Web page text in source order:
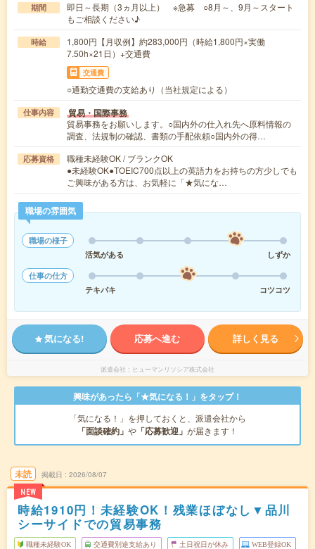
期間
即日～長期（3ヵ月以上） ※急募 ○8月～、9月～スタート
もご相談ください♪
時給
1,800円【月収例】約283,000円（時給1,800円×実働
7.50h×21日）+交通費
交通費
○通勤交通費の支給あり（当社規定による）
仕事内容 貿易・国際事務
貿易事務をお願いします。○国内外の仕入れ先へ原料情報の
調査、法規制の確認、書類の手配依頼○国内外の得…
応募資格
職種未経験OK / ブランクOK
●未経験OK●TOEIC700点以上の英語力をお持ちの方少しでも
ご興味がある方は、お気軽に「★気にな…
職場の雰囲気
職場の様子
活気がある
しずか
仕事の仕方
テキパキ
コツコツ
気になる! 応募へ進む 詳しく見る
派遣会社 ヒューマンリソシア株式会社
興味があったら「★気になる！」をタップ！
「気になる！」を押しておくと、派遣会社から
「面談確約」 や 「応募歓迎」 が届きます！
未読
NEW
掲載日 2026/08/07
時給1910円！未経験OK！残業ほぼなし▼品川
シーサイドでの貿易事務
職種未経験OK 交通費別途支給あり 土日祝日が休み WEB登録OK